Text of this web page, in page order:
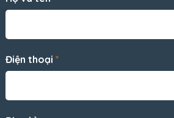
Điện thoại *